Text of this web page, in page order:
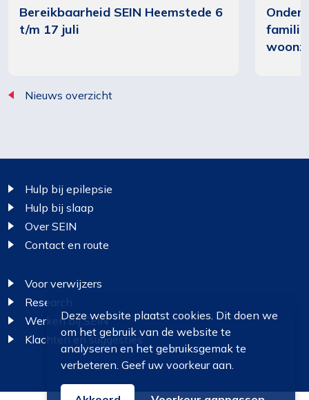
Deze website plaatst cookies. Dit doen we
om het gebruik van de website te
analyseren en het gebruiksgemak te
verbeteren. Geef uw voorkeur aan.
Bereikbaarheid SEIN Heemstede 6
t/m 17 juli
Nieuws overzicht
Hulp bij epilepsie
Hulp bij slaap
Over SEIN
Contact en route
Voor verwijzers
Research
Werken bij SEIN
Klachten en suggesties